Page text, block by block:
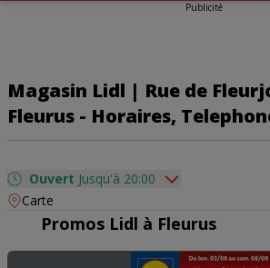
Publicité
Magasin Lidl | Rue de
Fleurus - Horaires,
Ouvert Jusqu'à 20:00
dimanche
mardi
Carte
Promos Lidl à Fleurus